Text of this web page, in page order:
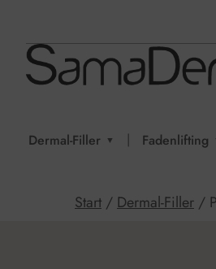
Dermal-Filler ▼ | Fadenlifting
Start / Dermal-Filler /